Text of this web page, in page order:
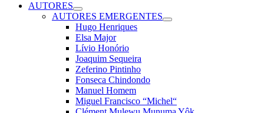
AUTORES
AUTORES EMERGENTES
Hugo Henriques
Elsa Major
Lívio Honório
Joaquim Sequeira
Zeferino Pintinho
Fonseca Chindondo
Manuel Homem
Miguel Francisco “Michel“